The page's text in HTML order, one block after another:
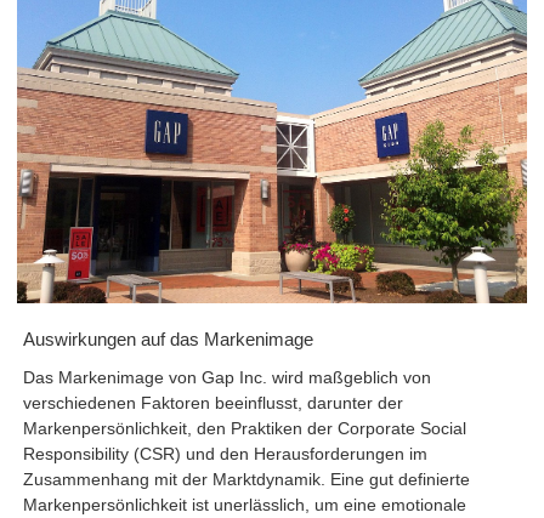
Auswirkungen auf das Markenimage
Das Markenimage von Gap Inc. wird maßgeblich von
verschiedenen Faktoren beeinflusst, darunter der
Markenpersönlichkeit, den Praktiken der Corporate Social
Responsibility (CSR) und den Herausforderungen im
Zusammenhang mit der Marktdynamik. Eine gut definierte
Markenpersönlichkeit ist unerlässlich, um eine emotionale